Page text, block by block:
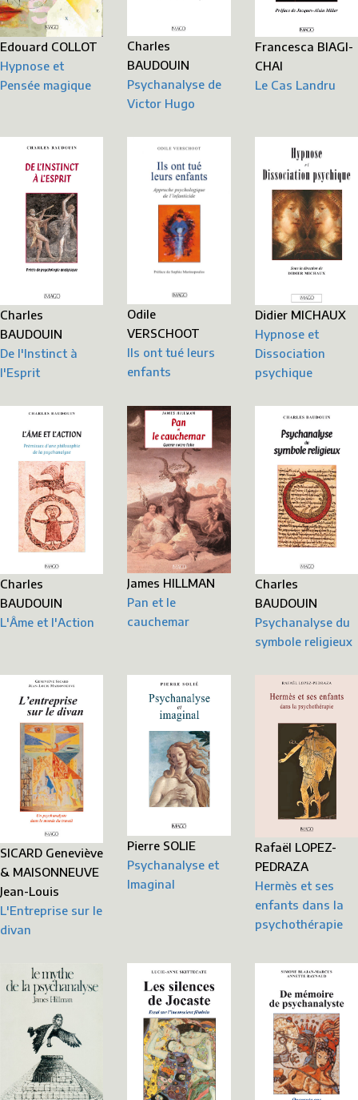
Edouard COLLOT
Hypnose et
Pensée magique
Charles
BAUDOUIN
Psychanalyse de
Victor Hugo
Francesca BIAGI-
CHAI
Le Cas Landru
Charles
BAUDOUIN
De l'Instinct à
l'Esprit
Odile
VERSCHOOT
Ils ont tué leurs
enfants
Didier MICHAUX
Hypnose et
Dissociation
psychique
Charles
BAUDOUIN
L'Âme et l'Action
James HILLMAN
Pan et le
cauchemar
Charles
BAUDOUIN
Psychanalyse du
symbole religieux
SICARD Geneviève
& MAISONNEUVE
Jean-Louis
L'Entreprise sur le
divan
Pierre SOLIE
Psychanalyse et
Imaginal
Rafaël LOPEZ-
PEDRAZA
Hermès et ses
enfants dans la
psychothérapie